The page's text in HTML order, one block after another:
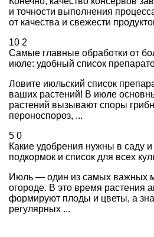
и точности выполнения
от качества и свежести
10 2
Самые главные обработки от
июле: удобный список
Ловите июльский список
ваших растений! В июле
растений вызывают споры
пероноспороз, ...
5 0
Какие удобрения нужны в саду
подкормок и список для всех
Июль — один из самых важных
огороде. В это время растения
формируют плоды и цветы, а
регулярных ...